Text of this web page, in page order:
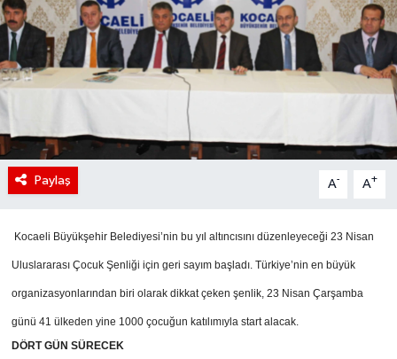
Paylaş A- A+
Kocaeli Büyükşehir Belediyesi’nin bu yıl altıncısını düzenleyeceği 23 Nisan
Uluslararası Çocuk Şenliği için geri sayım başladı. Türkiye’nin en büyük
organizasyonlarından biri olarak dikkat çeken şenlik, 23 Nisan Çarşamba
günü 41 ülkeden yine 1000 çocuğun katılımıyla start alacak.
DÖRT GÜN SÜRECEK